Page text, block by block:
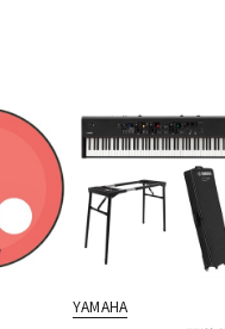
YAMAHA